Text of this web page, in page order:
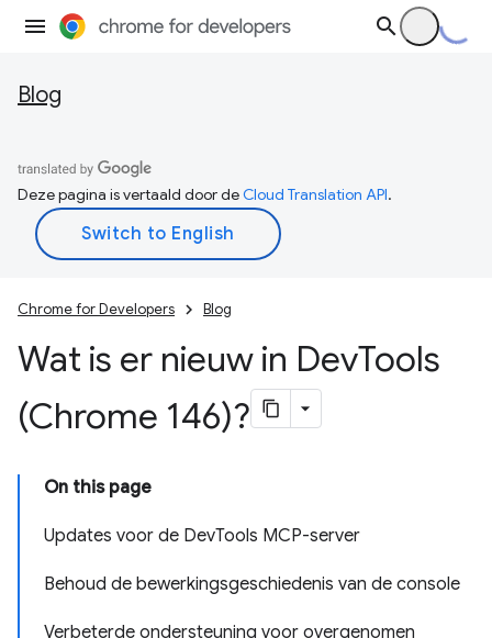
Blog
Deze pagina is vertaald door deCloud Translation API.
Chrome for Developers Blog
Wat is er nieuw in DevTools
(Chrome 146)?
On this page
Updates voor de DevTools MCP-server
Behoud de bewerkingsgeschiedenis van de console
Verbeterde ondersteuning voor overgenomen